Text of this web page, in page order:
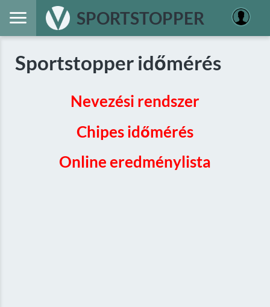
SPORTSTOPPER
Sportstopper időmérés
Nevezési rendszer
Chipes időmérés
Online eredménylista